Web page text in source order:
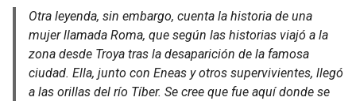
Otra leyenda, sin embargo, cuenta la historia de una
mujer llamada Roma, que según las historias viajó a la
zona desde Troya tras la desaparición de la famosa
ciudad. Ella, junto con Eneas y otros supervivientes, llegó
a las orillas del río Tíber. Se cree que fue aquí donde se